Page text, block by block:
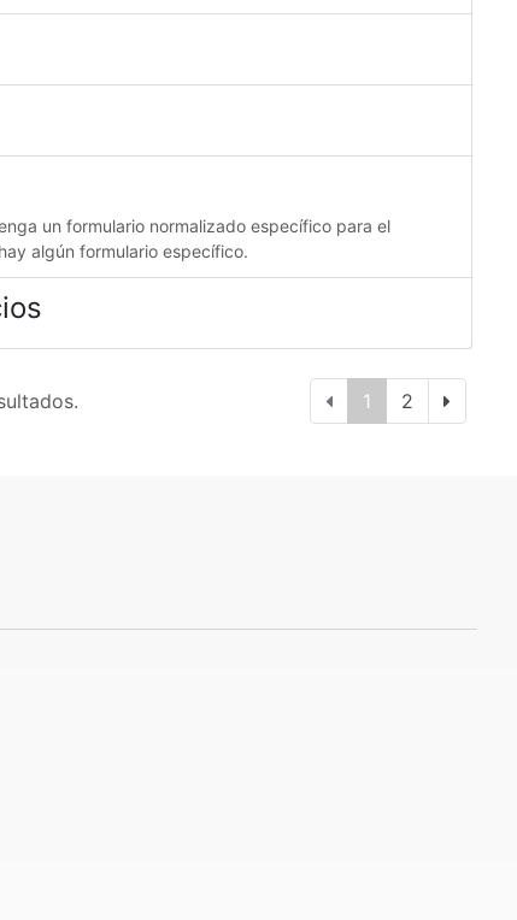
un formulario normalizado específico para el
algún formulario específico.
1 2